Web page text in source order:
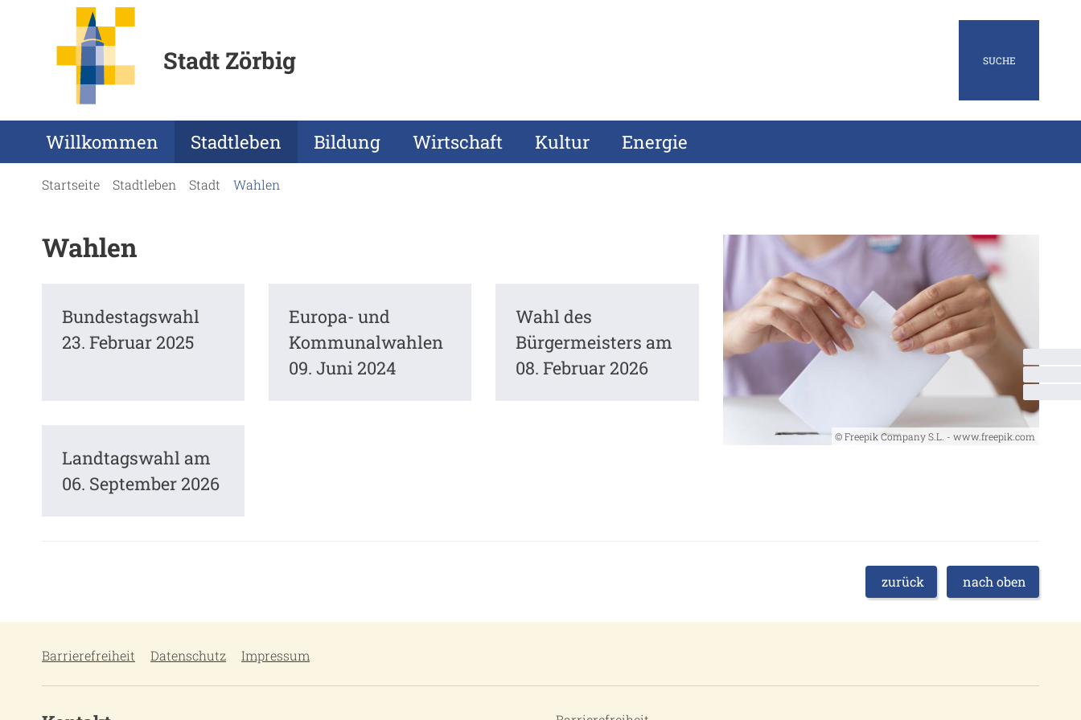
Stadt Zörbig SUCHE
Willkommen Stadtleben Bildung Wirtschaft Kultur Energie
Startseite Stadtleben Stadt Wahlen
Wahlen
Bundestagswahl
23. Februar 2025
Europa- und
Kommunalwahlen
09. Juni 2024
Wahl des
Bürgermeisters am
08. Februar 2026
Landtagswahl am
06. September 2026
© Freepik Company S.L. - www.freepik.com
zurück nach oben
Barrierefreiheit Datenschutz Impressum